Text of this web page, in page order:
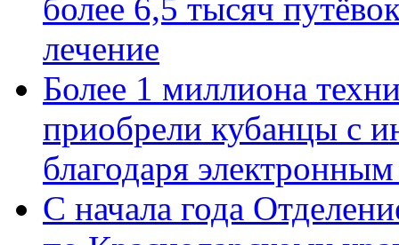
более 6,5 тысяч
лечение
Более 1 миллиона
приобрели кубанцы с
благодаря
С начала года